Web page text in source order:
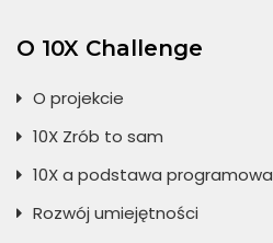
O 10X Challenge
O projekcie
10X Zrób to sam
10X a podstawa programowa
Rozwój umiejętności